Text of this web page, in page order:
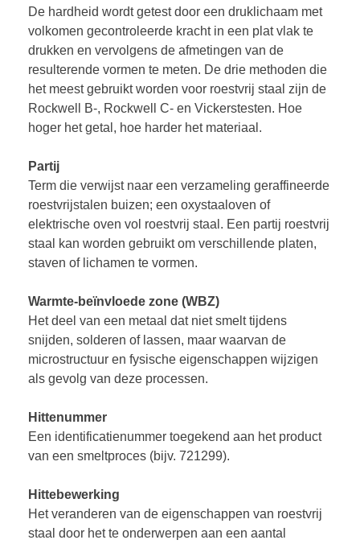
De hardheid wordt getest door een druklichaam met
volkomen gecontroleerde kracht in een plat vlak te
drukken en vervolgens de afmetingen van de
resulterende vormen te meten. De drie methoden die
het meest gebruikt worden voor roestvrij staal zijn de
Rockwell B-, Rockwell C- en Vickerstesten. Hoe
hoger het getal, hoe harder het materiaal.
Partij
Term die verwijst naar een verzameling geraffineerde
roestvrijstalen buizen; een oxystaaloven of
elektrische oven vol roestvrij staal. Een partij roestvrij
staal kan worden gebruikt om verschillende platen,
staven of lichamen te vormen.
Warmte-beïnvloede zone (WBZ)
Het deel van een metaal dat niet smelt tijdens
snijden, solderen of lassen, maar waarvan de
microstructuur en fysische eigenschappen wijzigen
als gevolg van deze processen.
Hittenummer
Een identificatienummer toegekend aan het product
van een smeltproces (bijv. 721299).
Hittebewerking
Het veranderen van de eigenschappen van roestvrij
staal door het te onderwerpen aan een aantal